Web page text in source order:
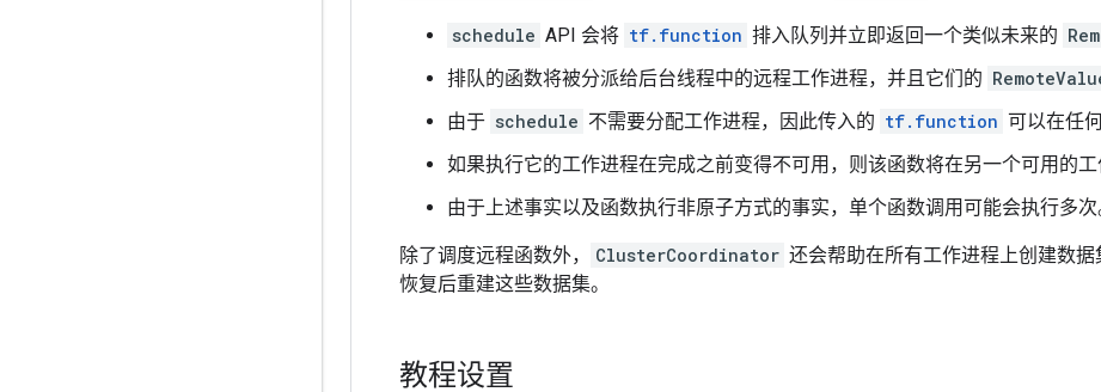
schedule API 会将 tf.function 排入队列并立即返回一个类似未来的
排队的函数将被分派给后台线程中的远程工作进程，并且它们的
由于 schedule 不需要分配工作进程，因此传入的 tf.function 可以在任
如果执行它的工作进程在完成之前变得不可用，则该函数将在另一个可用的工
由于上述事实以及函数执行非原子方式的事实，单个函数调用可能会执行多次
除了调度远程函数外， ClusterCoordinator 还会帮助在所有工作进程上创建数
恢复后重建这些数据集。
教程设置